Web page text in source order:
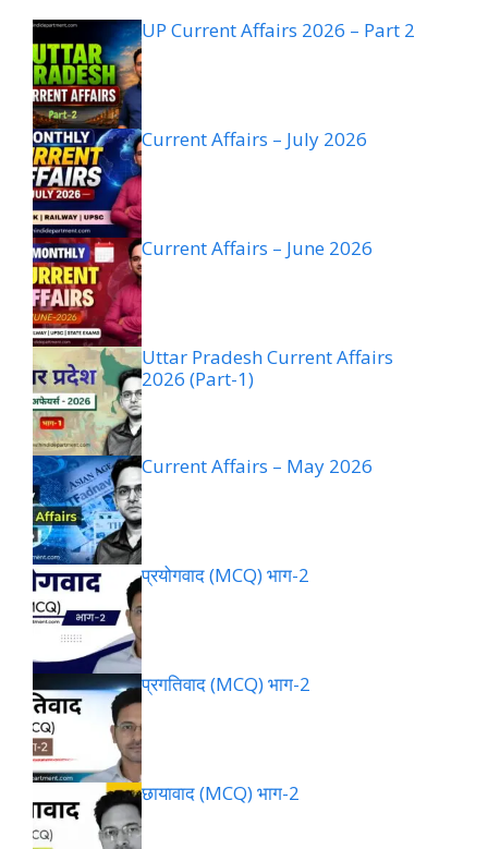
UP Current Affairs 2026 – Part 2
Current Affairs – July 2026
Current Affairs – June 2026
Uttar Pradesh Current Affairs
2026 (Part-1)
Current Affairs – May 2026
प्रयोगवाद (MCQ) भाग-2
प्रगतिवाद (MCQ) भाग-2
छायावाद (MCQ) भाग-2